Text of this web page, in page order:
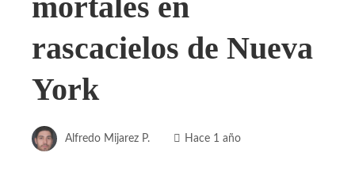
rascacielos de Nueva
York
Alfredo Mijarez P. Hace 1 año